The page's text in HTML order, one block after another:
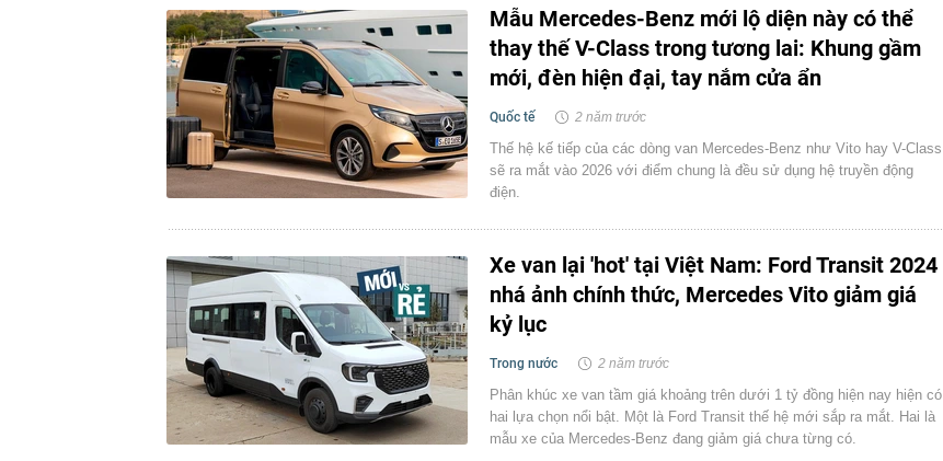
Mẫu Mercedes-Benz mới lộ diện này có thể
thay thế V-Class trong tương lai: Khung gầm
mới, đèn hiện đại, tay nắm cửa ẩn
Quốc tế 2 năm trước
Thế hệ kế tiếp của các dòng van Mercedes-Benz như Vito hay V-Class
sẽ ra mắt vào 2026 với điểm chung là đều sử dụng hệ truyền động
điện.
Xe van lại 'hot' tại Việt Nam: Ford Transit 2024
nhá ảnh chính thức, Mercedes Vito giảm giá
kỷ lục
Trong nước 2 năm trước
Phân khúc xe van tầm giá khoảng trên dưới 1 tỷ đồng hiện nay hiện có
hai lựa chọn nổi bật. Một là Ford Transit thế hệ mới sắp ra mắt. Hai là
mẫu xe của Mercedes-Benz đang giảm giá chưa từng có.